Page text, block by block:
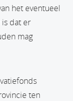
het eventueel
dat er
mag
ten